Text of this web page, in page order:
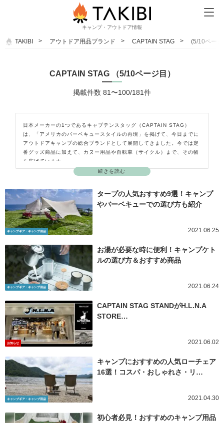
キャンプ・アウトドア情報
TAKIBI アウトドア用品ブランド CAPTAIN STAG (5/10ペー
CAPTAIN STAG （5/10ページ目）
掲載件数 81〜100/181件
続きを読む
日本メーカーの1つであるキャプテンスタッグ（CAPTAIN STAG）
は、「アメリカのバーベキュースタイルの再現」を掲げて、今日までに
アウトドアキャンプの総合ブランドとして展開してきました。今では定
番グッズ商品に加えて、カヌー用品や自転車（サイクル）まで、その幅
を広げています。
キャンプギア・キャンプ用品
タープの人気おすすめ9選！キャンプ
やバーベキューでの選び方も紹介
2021.06.25
キャンプギア・キャンプ用品
お湯が必要な時に便利！キャンプケト
ルの選び方＆おすすめ商品
2021.06.24
お知らせ
CAPTAIN STAG STANDがH.L.N.A
STORE…
2021.06.02
キャンプギア・キャンプ用品
キャンプにおすすめの人気ローチェア
16選！コスパ・おしゃれさ・リ…
2021.04.30
初心者必見！おすすめのキャンプ用品